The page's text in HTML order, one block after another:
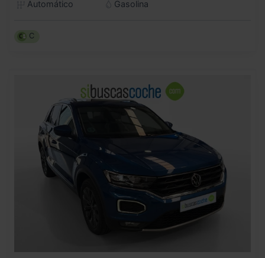
Automático Gasolina
C